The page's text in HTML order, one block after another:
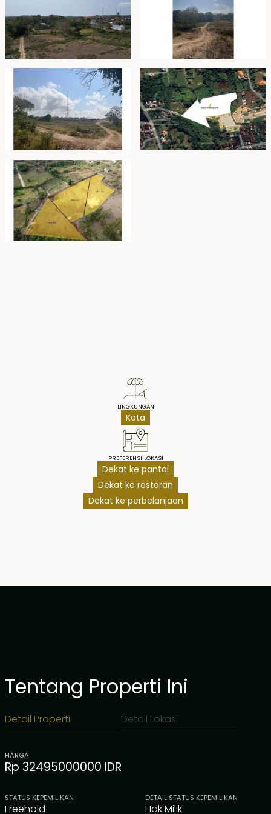
LINGKUNGAN
Kota
PREFERENSI LOKASI
Dekat ke pantai
Dekat ke restoran
Dekat ke perbelanjaan
Tentang Properti Ini
Detail Properti Detail Lokasi
HARGA
Rp 32495000000 IDR
STATUS KEPEMILIKAN
Freehold
DETAIL STATUS KEPEMILIKAN
Hak Milik